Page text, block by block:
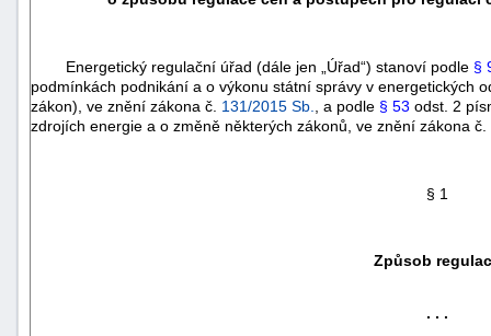
Energetický regulační úřad (dále jen „Úřad“) stanoví podle §
podmínkách podnikání a o výkonu státní správy v energetických
zákon), ve znění zákona č. 131/2015 Sb. , a podle § 53 odst. 2
zdrojích energie a o změně některých zákonů, ve znění zákona č.
§ 1
Způsob
. . .
škody